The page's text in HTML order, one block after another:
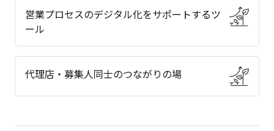
営業プロセスのデジタル化をサポートするツ
ール
代理店・募集人同士のつながりの場